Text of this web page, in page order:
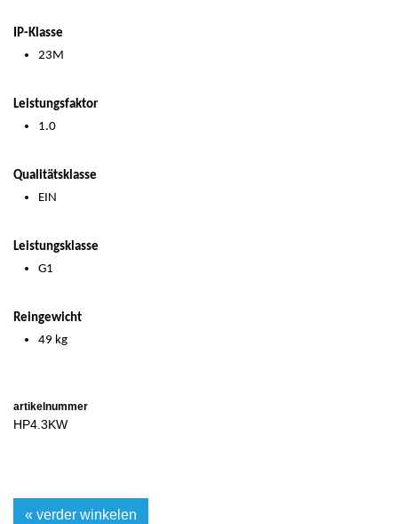
IP-Klasse
23M
Leistungsfaktor
1.0
Qualitätsklasse
EIN
Leistungsklasse
G1
Reingewicht
49 kg
artikelnummer
HP4.3KW
« verder winkelen